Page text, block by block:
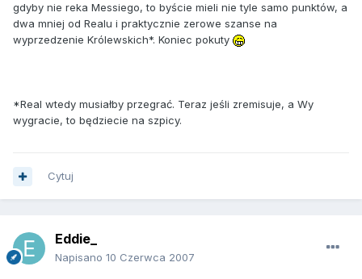
gdyby nie reka Messiego, to byście mieli nie tyle samo punktów, a
dwa mniej od Realu i praktycznie zerowe szanse na
wyprzedzenie Królewskich*. Koniec pokuty
*Real wtedy musiałby przegrać. Teraz jeśli zremisuje, a Wy
wygracie, to będziecie na szpicy.
Cytuj
Eddie_
Napisano 10 Czerwca 2007